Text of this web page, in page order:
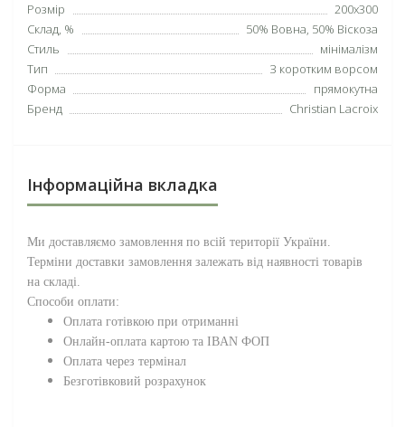
Розмір
200х300
Склад, %
50% Вовна, 50% Віскоза
Стиль
мінімалізм
Тип
З коротким ворсом
Форма
прямокутна
Бренд
Christian Lacroix
Інформаційна вкладка
Ми доставляємо замовлення по всій території України.
Терміни доставки замовлення залежать від наявності товарів
на складі.
Способи оплати:
Оплата готівкою при отриманні
Онлайн-оплата картою та IBAN ФОП
Оплата через термінал
Безготівковий розрахунок